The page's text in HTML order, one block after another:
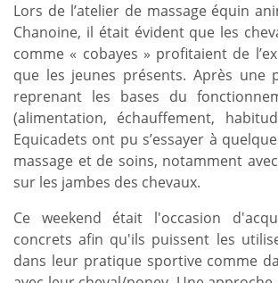
Lors de l’atelier de massage équin
Chanoine, il était évident que les
comme « cobayes » profitaient de
que les jeunes présents. Après une
reprenant les bases du
(alimentation, échauffement,
Equicadets ont pu s’essayer à
massage et de soins, notamment
sur les jambes des chevaux.
Ce weekend était l'occasion
concrets afin qu'ils puissent les
dans leur pratique sportive comme